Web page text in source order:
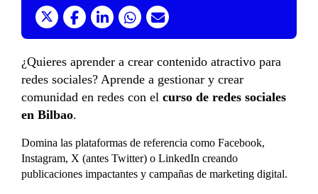
¿Quieres aprender a crear contenido atractivo para
redes sociales? Aprende a gestionar y crear
comunidad en redes con el curso de redes sociales
en Bilbao.
Domina las plataformas de referencia como Facebook,
Instagram, X (antes Twitter) o LinkedIn creando
publicaciones impactantes y campañas de marketing digital.